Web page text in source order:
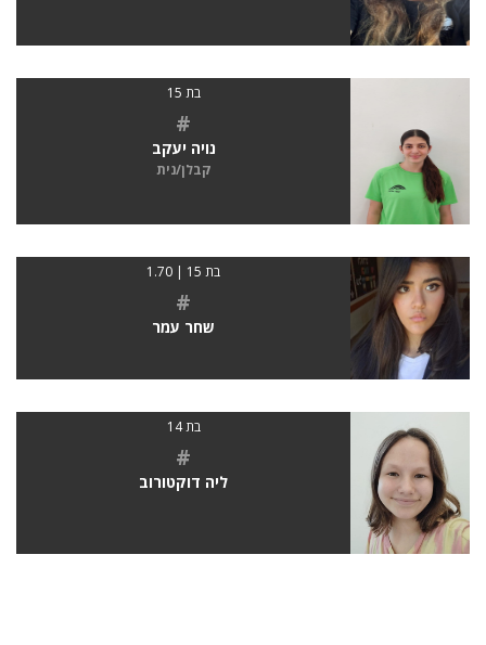
בת 15
#
נויה יעקב
קבלן/נית
בת 15 | 1.70
#
שחר עמר
בת 14
#
ליה דוקטורוב